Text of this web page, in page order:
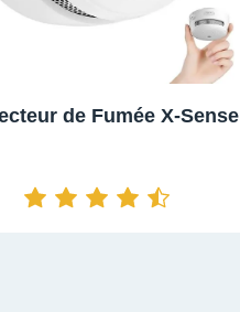
de Fumée X-Sense